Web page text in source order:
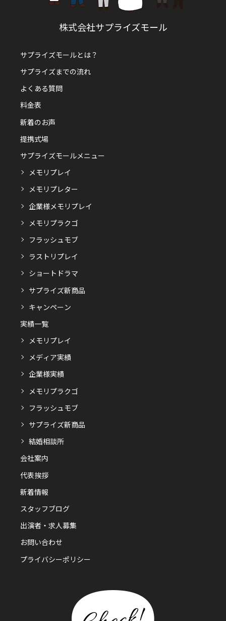
株式会社サプライズモール
サプライズモールとは？
サプライズまでの流れ
よくある質問
料金表
新着のお声
提携式場
サプライズモールメニュー
メモリプレイ
メモリプレター
企業様メモリプレイ
メモリプラクゴ
フラッシュモブ
ラストリプレイ
ショートドラマ
サプライズ新商品
キャンペーン
実績一覧
メモリプレイ
メディア実績
企業様実績
メモリプラクゴ
フラッシュモブ
サプライズ新商品
結婚相談所
会社案内
代表挨拶
新着情報
スタッフブログ
出演者・求人募集
お問い合わせ
プライバシーポリシー